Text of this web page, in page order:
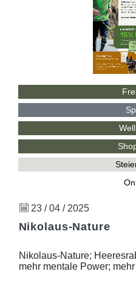
23 / 04 / 2025
Nikolaus-Nature
Nikolaus-Nature;
mehr mentale Power;